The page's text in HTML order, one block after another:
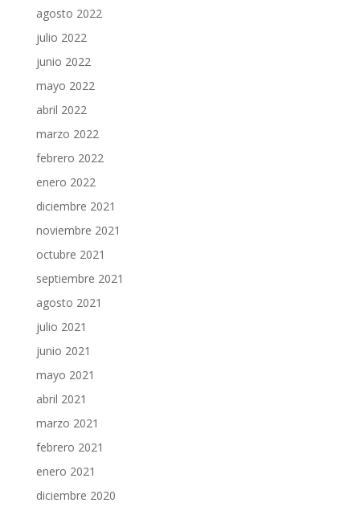
agosto 2022
julio 2022
junio 2022
mayo 2022
abril 2022
marzo 2022
febrero 2022
enero 2022
diciembre 2021
noviembre 2021
octubre 2021
septiembre 2021
agosto 2021
julio 2021
junio 2021
mayo 2021
abril 2021
marzo 2021
febrero 2021
enero 2021
diciembre 2020